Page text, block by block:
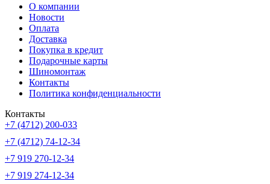
О компании
Новости
Оплата
Доставка
Покупка в кредит
Подарочные карты
Шиномонтаж
Контакты
Политика конфиденциальности
Контакты
+7 (4712) 200-033
+7 (4712) 74-12-34
+7 919 270-12-34
+7 919 274-12-34